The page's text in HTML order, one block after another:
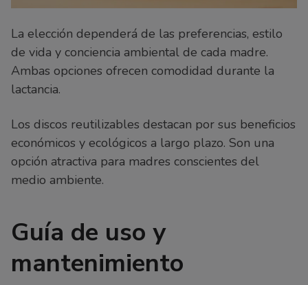
La elección dependerá de las preferencias, estilo
de vida y conciencia ambiental de cada madre.
Ambas opciones ofrecen comodidad durante la
lactancia.
Los discos reutilizables destacan por sus beneficios
económicos y ecológicos a largo plazo. Son una
opción atractiva para madres conscientes del
medio ambiente.
Guía de uso y
mantenimiento